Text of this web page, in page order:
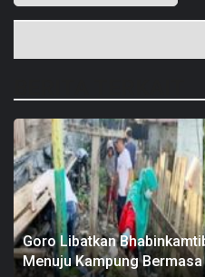
Goro Libatkan
Menuju Kampung Bermasa